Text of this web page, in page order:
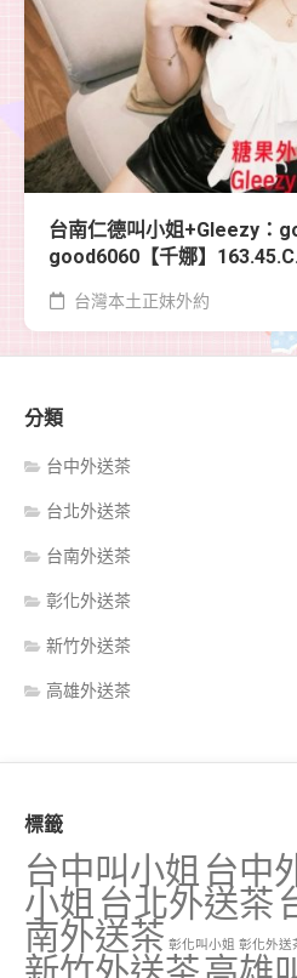
台南仁德叫小姐+Gleezy：
good6060【千娜】
台灣本土正妹外約
分類
台中外送茶
台北外送茶
台南外送茶
彰化外送茶
新竹外送茶
高雄外送茶
標籤
台中叫小姐 台中
小姐 台北外送茶
南外送茶 彰化叫小姐 彰化外送